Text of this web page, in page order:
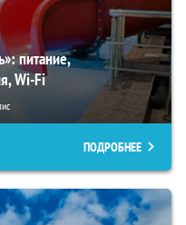
питание,
Wi-Fi
ПОДРОБНЕЕ